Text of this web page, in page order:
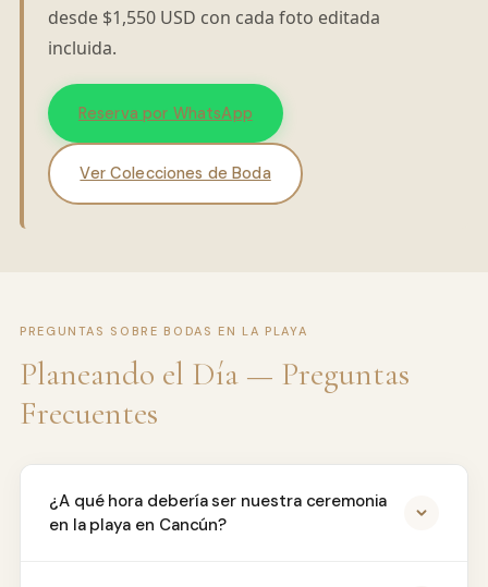
desde $1,550 USD con cada foto editada
incluida.
Reserva por WhatsApp
Ver Colecciones de Boda
PREGUNTAS SOBRE BODAS EN LA PLAYA
Planeando el Día — Preguntas
Frecuentes
¿A qué hora debería ser nuestra ceremonia
en la playa en Cancún?